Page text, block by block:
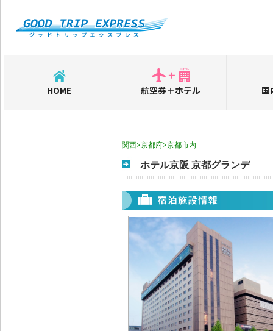
HOME 航空券＋ホテル 国
関西>京都府>京都市内
ホテル京阪 京都グランデ